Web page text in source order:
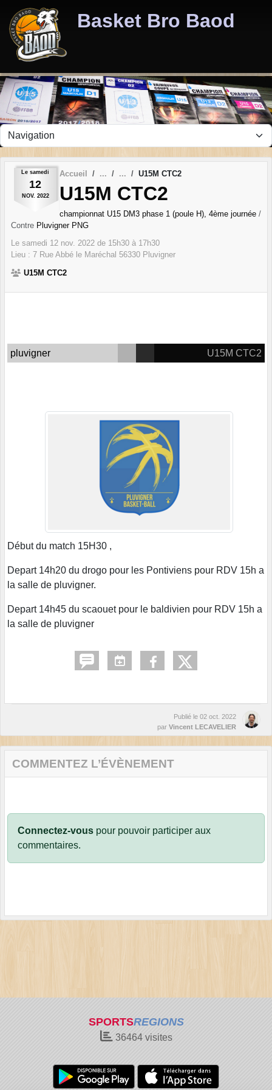
Basket Bro Baod
Le samedi
12
NOV. 2022
Accueil U15M CTC2
U15M CTC2
championnat U15 DM3 phase 1 (poule H), 4ème journée /
Contre Pluvigner PNG
Le samedi 12 nov. 2022 de 15h30 à 17h30
Lieu : 7 Rue Abbé le Maréchal 56330 Pluvigner
U15M CTC2
pluvigner U15M CTC2
Début du match 15H30 ,
Depart 14h20 du drogo pour les Pontiviens pour RDV 15h a
la salle de pluvigner.
Depart 14h45 du scaouet pour le baldivien pour RDV 15h a
la salle de pluvigner
Publié le 02 oct. 2022
par Vincent LECAVELIER
COMMENTEZ L’ÉVÈNEMENT
Connectez-vous pour pouvoir participer aux
commentaires.
SPORTSREGIONS
36464visites
Panneau de gestion des cookies